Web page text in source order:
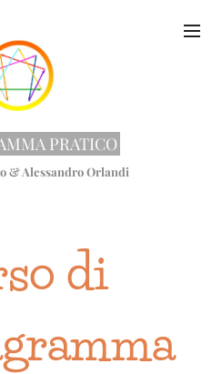
PRATICO
& Alessandro Orlandi
di